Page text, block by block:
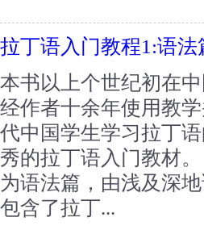
拉丁语入门教程1:语法
本书以上个世纪初在
经作者十余年使用教
代中国学生学习拉丁
秀的拉丁语入门教材
为语法篇，由浅及深
包含了拉丁...